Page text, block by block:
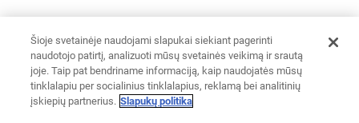
Šioje svetainėje naudojami slapukai siekiant pagerinti
naudotojo patirtį, analizuoti mūsų svetainės veikimą ir srautą
joje. Taip pat bendriname informaciją, kaip naudojatės mūsų
tinklalapiu per socialinius tinklalapius, reklamą bei analitinių
įskiepių partnerius. Slapukų politika